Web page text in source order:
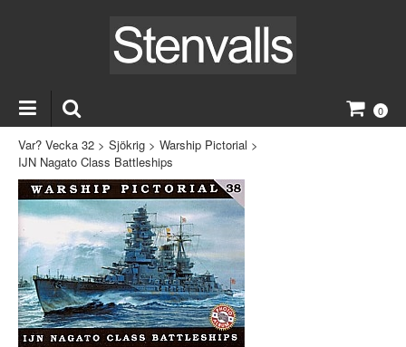
0
Var? Vecka 32 > Sjökrig > Warship Pictorial >
IJN Nagato Class Battleships